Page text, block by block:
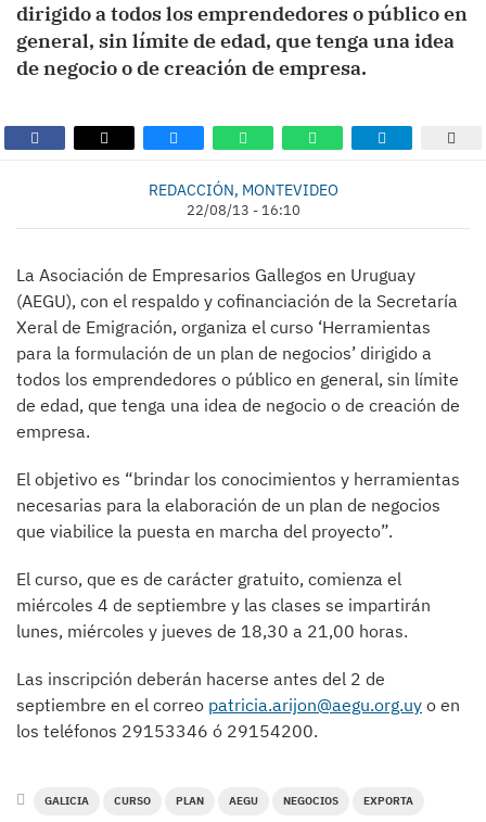
dirigido a todos los emprendedores o público en
general, sin límite de edad, que tenga una idea
de negocio o de creación de empresa.
REDACCIÓN, MONTEVIDEO
22/08/13 - 16:10
La Asociación de Empresarios Gallegos en Uruguay
(AEGU), con el respaldo y cofinanciación de la Secretaría
Xeral de Emigración, organiza el curso ‘Herramientas
para la formulación de un plan de negocios’ dirigido a
todos los emprendedores o público en general, sin límite
de edad, que tenga una idea de negocio o de creación de
empresa.
El objetivo es “brindar los conocimientos y herramientas
necesarias para la elaboración de un plan de negocios
que viabilice la puesta en marcha del proyecto”.
El curso, que es de carácter gratuito, comienza el
miércoles 4 de septiembre y las clases se impartirán
lunes, miércoles y jueves de 18,30 a 21,00 horas.
Las inscripción deberán hacerse antes del 2 de
septiembre en el correo patricia.arijon@aegu.org.uy o en
los teléfonos 29153346 ó 29154200.
GALICIA CURSO PLAN AEGU NEGOCIOS EXPORTA